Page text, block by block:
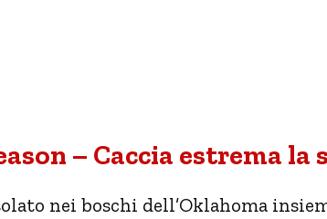
– Caccia estrema la
nei boschi dell’Oklahoma